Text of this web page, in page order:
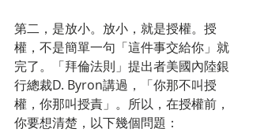
第二，是放小。放小，就是授權。授
權，不是簡單一句「這件事交給你」就
完了。「拜倫法則」提出者美國內陸銀
行總裁D. Byron講過，「你那不叫授
權，你那叫授責」。所以，在授權前，
你要想清楚，以下幾個問題：